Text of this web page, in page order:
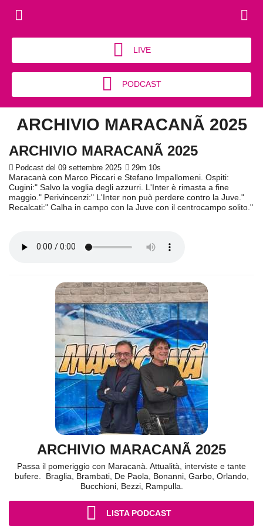
LIVE
PODCAST
ARCHIVIO MARACANÃ 2025
ARCHIVIO MARACANÃ 2025
Podcast del 09 settembre 2025 29m 10s
Maracanà con Marco Piccari e Stefano Impallomeni. Ospiti:
Cugini:" Salvo la voglia degli azzurri. L'Inter è rimasta a fine
maggio." Perivincenzi:" L'Inter non può perdere contro la Juve."
Recalcati:" Calha in campo con la Juve con il centrocampo solito."
ARCHIVIO MARACANÃ 2025
Passa il pomeriggio con Maracanà. Attualità, interviste e tante
bufere. Braglia, Brambati, De Paola, Bonanni, Garbo, Orlando,
Bucchioni, Bezzi, Rampulla.
LISTA PODCAST